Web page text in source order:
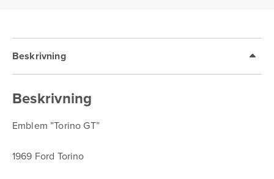
Beskrivning
Beskrivning
Emblem ”Torino GT”
1969 Ford Torino